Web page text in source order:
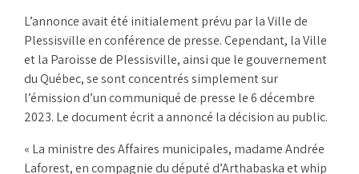
L’annonce avait été initialement prévu par la Ville de
Plessisville en conférence de presse. Cependant, la Ville
et la Paroisse de Plessisville, ainsi que le gouvernement
du Québec, se sont concentrés simplement sur
l’émission d’un communiqué de presse le 6 décembre
2023. Le document écrit a annoncé la décision au public.
« La ministre des Affaires municipales, madame Andrée
Laforest, en compagnie du député d’Arthabaska et whip